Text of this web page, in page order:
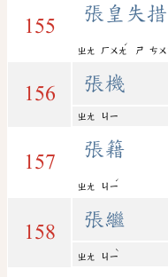
155
張皇失措
ㄓㄤ ㄏㄨㄤ
ˊ
ㄕ ㄘㄨ
156 張機
ㄓㄤ ㄐㄧ
157
張籍
ㄓㄤ ㄐㄧ
ˊ
158
張繼
ㄓㄤ ㄐㄧ
ˋ